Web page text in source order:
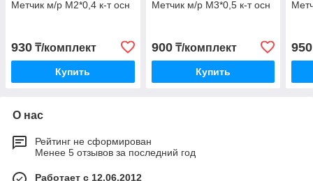
Метчик м/р М2*0,4 к-т осн
930 ₸/комплект
Купить
Метчик м/р М3*0,5 к-т осн
900₸/комплект
Купить
950
О нас
Рейтинг не сформирован
Менее 5 отзывов за последний год
Работает с 12.06.2012